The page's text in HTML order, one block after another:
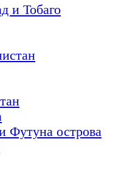
и Тобаго
Футуна острова